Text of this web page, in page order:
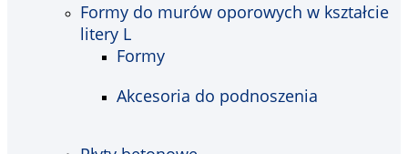
Formy do murów oporowych w kształcie
litery L
Formy
Akcesoria do podnoszenia